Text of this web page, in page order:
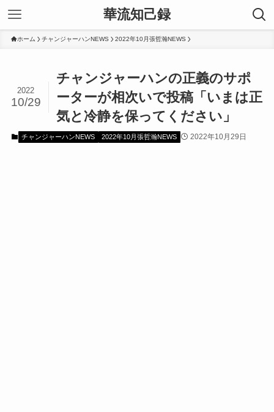
華流知己録
ホーム チャンジャーハンNEWS 2022年10月張哲瀚NEWS
チャンジャーハンの正義のサポ
ーターが相次いで投稿「いまは正
気と冷静を保ってください」
2022
10/29
チャンジャーハンNEWS 2022年10月張哲瀚NEWS 2022年10月29日